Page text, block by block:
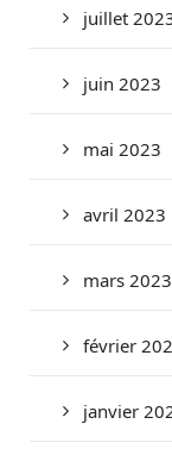
juillet
juin 2023
mai 2023
avril 2023
mars 2023
février
janvier